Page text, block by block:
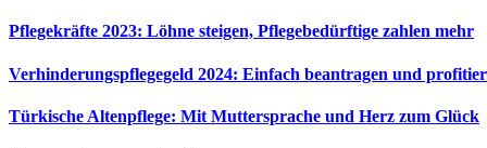
Pflegekräfte 2023: Löhne steigen, Pflegebedürftige zahlen mehr
Verhinderungspflegegeld 2024: Einfach beantragen und
Türkische Altenpflege: Mit Muttersprache und Herz zum Glück